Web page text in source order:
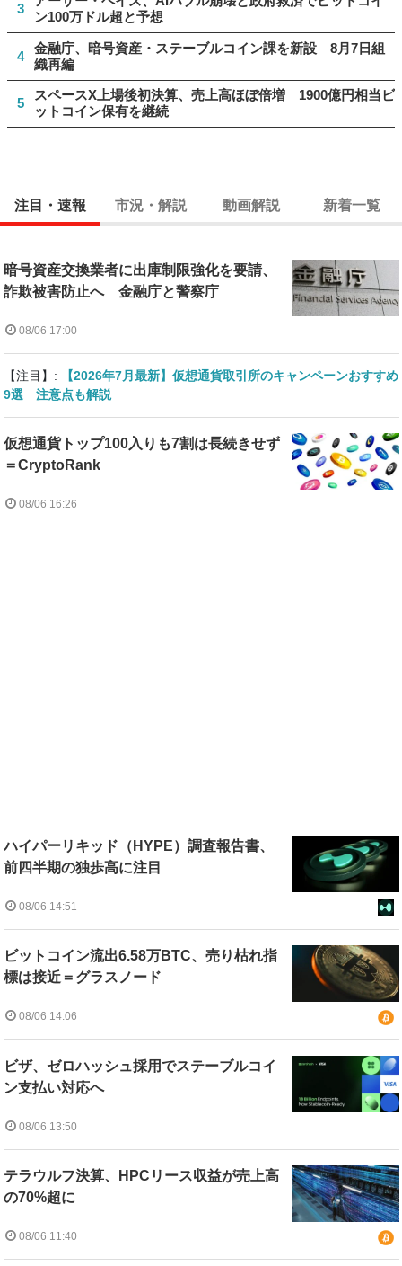
3
ン100万ドル超と予想
4
金融庁、暗号資産・ステーブルコイン課を新設 8月7日組
織再編
5
スペースX上場後初決算、売上高ほぼ倍増 1900億円相当ビ
ットコイン保有を継続
注目・速報 市況・解説 動画解説 新着一覧
暗号資産交換業者に出庫制限強化を要請、
詐欺被害防止へ 金融庁と警察庁
08/06 17:00
【注目】:
【2026年7月最新】仮想通貨取引所のキャンペーンおすすめ
9選 注意点も解説
仮想通貨トップ100入りも7割は長続きせず
＝CryptoRank
08/06 16:26
ハイパーリキッド（HYPE）調査報告書、
前四半期の独歩高に注目
08/06 14:51
ビットコイン流出6.58万BTC、売り枯れ指
標は接近＝グラスノード
08/06 14:06
ビザ、ゼロハッシュ採用でステーブルコイ
ン支払い対応へ
08/06 13:50
テラウルフ決算、HPCリース収益が売上高
の70%超に
08/06 11:40